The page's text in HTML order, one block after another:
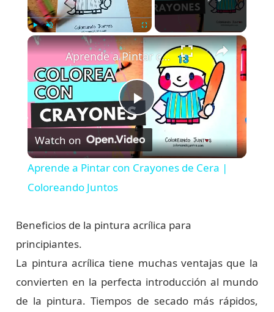
Play Fullscreen ×
P
l
y
V
i
Aprende a Pintar con Crayones de Cera | Coloreando Juntos
Watch on
Aprende a Pintar con Crayones de Cera |
Coloreando Juntos
Beneficios de la pintura acrílica para
principiantes.
La pintura acrílica tiene muchas ventajas que la
convierten en la perfecta introducción al mundo
de la pintura. Tiempos de secado más rápidos,